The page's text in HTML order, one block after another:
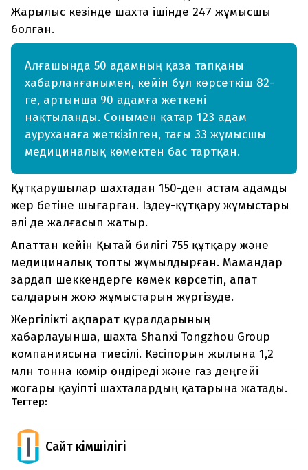
Жарылыс кезінде шахта ішінде 247 жұмысшы
болған.
Алғашында 50 адамның қаза тапқаны
хабарланғанымен, кейін бұл көрсеткіш 82-
ге, артынша 90 адамға жеткені
нақтыланды. Сонымен қатар 123 адам
ауруханаға жеткізілген, тағы 33 жұмысшы
медициналық көмектен бас тартқан.
Құтқарушылар шахтадан 150-ден астам адамды
жер бетіне шығарған. Іздеу-құтқару жұмыстары
әлі де жалғасып жатыр.
Апаттан кейін Қытай билігі 755 құтқару және
медициналық топты жұмылдырған. Мамандар
зардап шеккендерге көмек көрсетіп, апат
салдарын жою жұмыстарын жүргізуде.
Жергілікті ақпарат құралдарының
хабарлауынша, шахта Shanxi Tongzhou Group
компаниясына тиесілі. Кәсіпорын жылына 1,2
млн тонна көмір өндіреді және газ деңгейі
жоғары қауіпті шахталардың қатарына жатады.
Тегтер:
Сайт Әкімшілігі